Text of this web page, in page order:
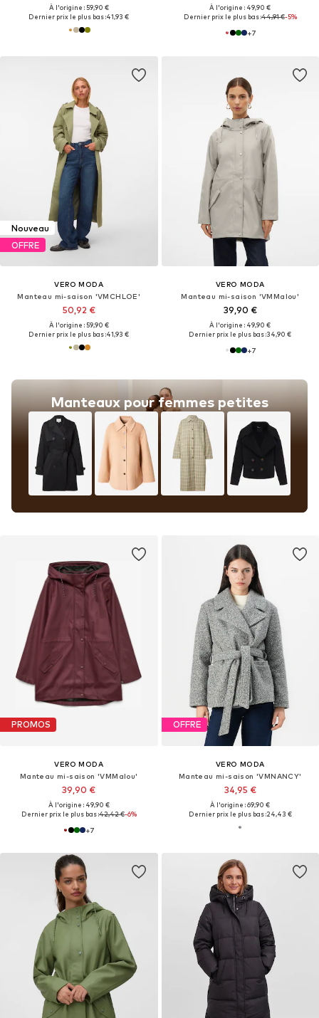
À l'origine : 59,90 €
Dernier prix le plus bas :41,93 €
À l'origine : 49,90 €
Dernier prix le plus bas :44,91 €-5%
+7
Nouveau
OFFRE
VERO MODA
Manteau mi-saison 'VMCHLOE'
50,92 €
À l'origine : 59,90 €
Dernier prix le plus bas :41,93 €
Manteaux pour femmes petites
VERO MODA
Manteau mi-saison 'VMMalou'
39,90 €
À l'origine : 49,90 €
Dernier prix le plus bas :34,90 €
+7
PROMOS
VERO MODA
Manteau mi-saison 'VMMalou'
39,90 €
À l'origine : 49,90 €
Dernier prix le plus bas :42,42 €-6%
+7
OFFRE
VERO MODA
Manteau mi-saison 'VMNANCY'
34,95 €
À l'origine : 69,90 €
Dernier prix le plus bas :24,43 €